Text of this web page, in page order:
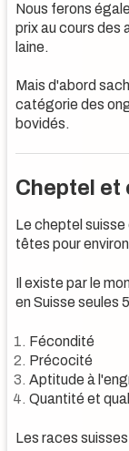
Nous ferons
prix au cours des
laine.
Mais d'abord
catégorie des
bovidés.
Cheptel
Le cheptel
têtes pour
Il existe par le
en Suisse seules
Fécondité
Précocité
Aptitude à
Quantité et
Les races